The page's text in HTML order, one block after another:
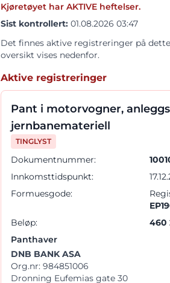
Kjøretøyet har AKTIVE heftelser.
Sist kontrollert: 01.08.2026 03:47
Det finnes aktive registreringer på
oversikt vises nedenfor.
Aktive registreringer
Pant i motorvogner,
jernbanemateriell
TINGLYST
Dokumentnummer:
Innkomsttidspunkt:
Formuesgode:
Beløp:
460
Panthaver
DNB BANK ASA
Org.nr: 984851006
Dronning Eufemias gate 30